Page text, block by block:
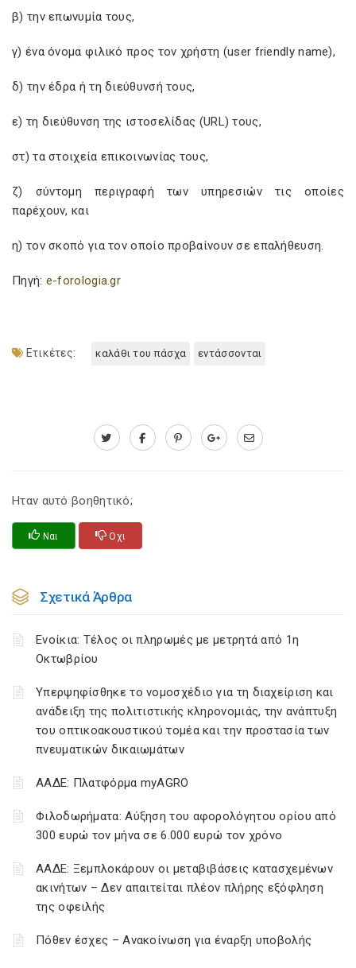
β) την επωνυμία τους,
γ) ένα όνομα φιλικό προς τον χρήστη (user friendly name),
δ) την έδρα ή τη διεύθυνσή τους,
ε) τη διεύθυνση της ιστοσελίδας (URL) τους,
στ) τα στοιχεία επικοινωνίας τους,
ζ) σύντομη περιγραφή των υπηρεσιών τις οποίες
παρέχουν, και
η) τον σκοπό για τον οποίο προβαίνουν σε επαλήθευση.
Πηγή: e-forologia.gr
Ετικέτες: καλάθι του πάσχα εντάσσονται
Ηταν αυτό βοηθητικό;
Ναι Οχι
Σχετικά Άρθρα
Ενοίκια: Τέλος οι πληρωμές με μετρητά από 1η
Οκτωβρίου
Υπερψηφίσθηκε το νομοσχέδιο για τη διαχείριση και
ανάδειξη της πολιτιστικής κληρονομιάς, την ανάπτυξη
του οπτικοακουστικού τομέα και την προστασία των
πνευματικών δικαιωμάτων
ΑΑΔΕ: Πλατφόρμα myAGRO
Φιλοδωρήματα: Αύξηση του αφορολόγητου ορίου από
300 ευρώ τον μήνα σε 6.000 ευρώ τον χρόνο
ΑΑΔΕ: Ξεμπλοκάρουν οι μεταβιβάσεις κατασχεμένων
ακινήτων – Δεν απαιτείται πλέον πλήρης εξόφληση
της οφειλής
Πόθεν έσχες – Ανακοίνωση για έναρξη υποβολής